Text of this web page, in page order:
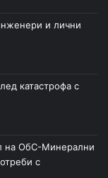
и лични
катастрофа с
на ОбС-Минерални
с